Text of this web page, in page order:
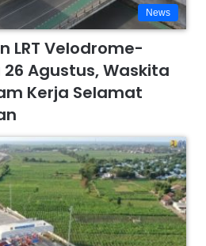
News
LRT Velodrome-
Agustus, Waskita
Kerja Selamat